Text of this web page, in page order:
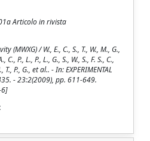
Articolo in rivista
/ W., E., C., S., T., W., M., G.,
C., P., L., P., L., G., S., W., S., F. S., C.,
T., P., G., et al.. - In: EXPERIMENTAL
- 23:2(2009), pp. 611-649.